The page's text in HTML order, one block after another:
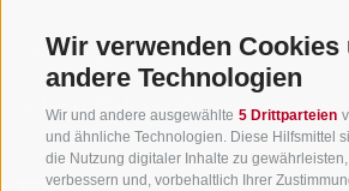
Wir verwenden Cookies
andere Technologien
Wir und andere ausgewählte 5 Drittparteien
und ähnliche Technologien. Diese Hilfsmittel
die Nutzung digitaler Inhalte zu
verbessern und, vorbehaltlich Ihrer
Tourismusgenossenschaft Gsiesertal -
Südtirol
St. Martin 10a
I-39030 Gsiesertal